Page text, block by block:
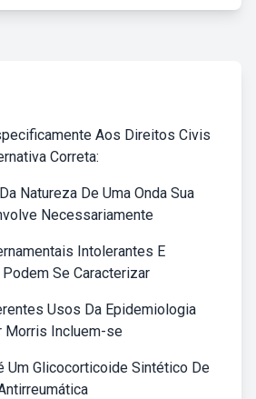
Aos Direitos Civis
Correta:
Natureza De Uma Onda Sua
Necessariamente
Intolerantes E
Se Caracterizar
Usos Da Epidemiologia
Morris Incluem-se
Um Glicocorticoide Sintético De